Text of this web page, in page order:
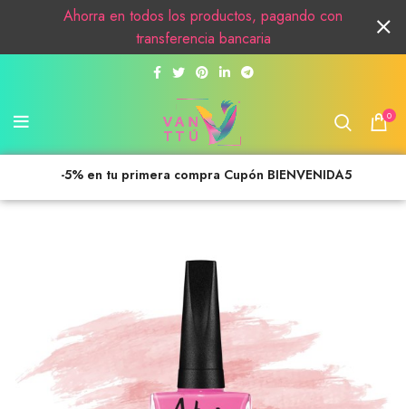
0
-5% en tu primera compra Cupón BIENVENIDA5
Ahorra en todos los productos, pagando con
transferencia bancaria